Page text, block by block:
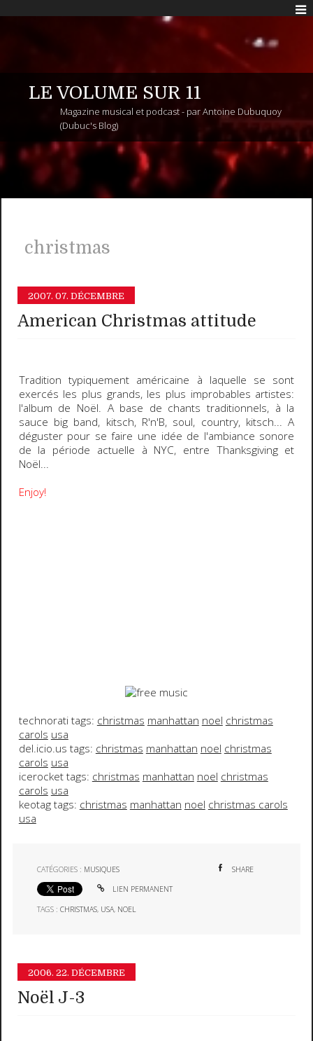
LE VOLUME SUR 11
Magazine musical et podcast - par Antoine Dubuquoy
(Dubuc's Blog)
christmas
2007. 07. DÉCEMBRE
American Christmas attitude
Tradition typiquement américaine à laquelle se sont
exercés les plus grands, les plus improbables artistes:
l'album de Noël. A base de chants traditionnels, à la
sauce big band, kitsch, R'n'B, soul, country, kitsch... A
déguster pour se faire une idée de l'ambiance sonore
de la période actuelle à NYC, entre Thanksgiving et
Noël...
Enjoy!
technorati tags: christmas manhattan noel christmas
carols usa
del.icio.us tags: christmas manhattan noel christmas
carols usa
icerocket tags: christmas manhattan noel christmas
carols usa
keotag tags: christmas manhattan noel christmas carols
usa
CATÉGORIES : MUSIQUES SHARE
LIEN PERMANENT
TAGS :CHRISTMAS, USA, NOEL
2006. 22. DÉCEMBRE
Noël J-3